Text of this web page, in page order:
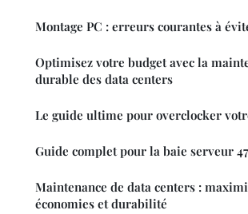
Montage PC : erreurs courantes à
Optimisez votre budget avec la
durable des data centers
Le guide ultime pour overclocker
Guide complet pour la baie serveur
Maintenance de data centers :
économies et durabilité